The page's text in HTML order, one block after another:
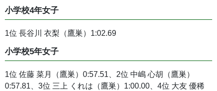
小学校4年女子
1位 長谷川 衣梨（鷹巣）1:02.69
小学校5年女子
1位 佐藤 菜月（鷹巣）0:57.51、2位 中嶋 心胡（鷹巣）
0:57.81、3位 三上 くれは（鷹巣）1:00.00、4位 大友 優稀